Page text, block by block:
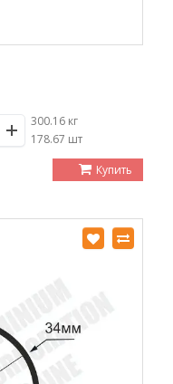
300.16 кг
/178.67 шт
Купить